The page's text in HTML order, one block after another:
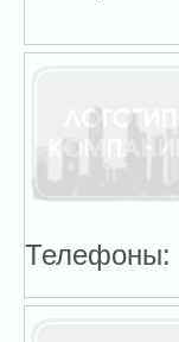
Телефоны: